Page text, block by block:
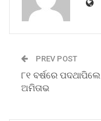
PREV POST
୮୧ ବର୍ଷରେ ପଦଥାପିଲେ
ଅମିତାଭ